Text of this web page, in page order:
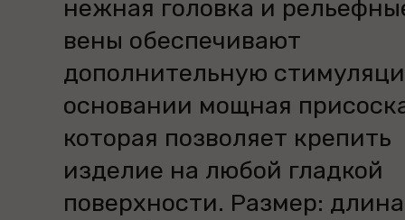
нежная головка и
вены обеспечивают
дополнительную
основании мощная
которая позволяет крепить
изделие на любой гладкой
поверхности. Размер: